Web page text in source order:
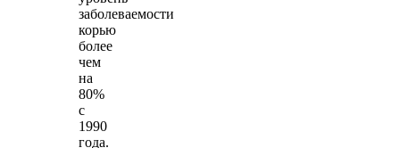
заболеваемости
корью
более
чем
на
80%
с
1990
года.